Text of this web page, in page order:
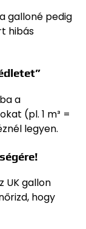
galloné pedig
hibás
a
(pl. 1 m³ =
legyen.
UK gallon
hogy